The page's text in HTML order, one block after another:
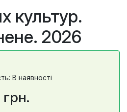
культур.
2026
В наявності